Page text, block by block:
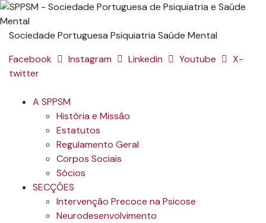
Sociedade Portuguesa Psiquiatria Saúde Mental
Facebook
Instagram Linkedin Youtube
X-
twitter
A SPPSM
História e Missão
Estatutos
Regulamento Geral
Corpos Sociais
Sócios
SECÇÕES
Intervenção Precoce na Psicose
Neurodesenvolvimento